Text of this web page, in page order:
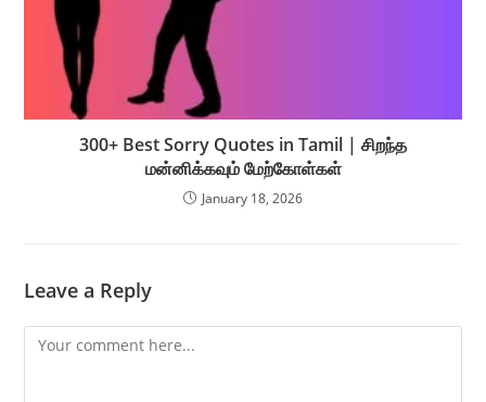
300+ Best Sorry Quotes in Tamil | சிறந்த
மன்னிக்கவும் மேற்கோள்கள்
January 18, 2026
Leave a Reply
Comment